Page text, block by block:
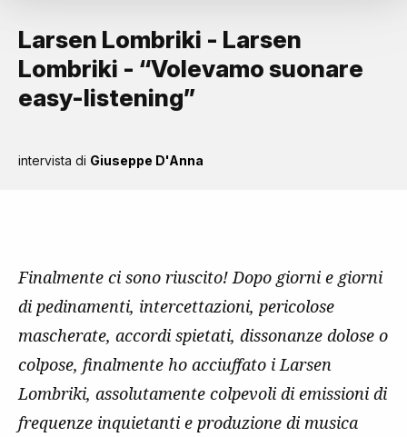
Larsen Lombriki - Larsen
Lombriki - “Volevamo suonare
easy-listening”
intervista di Giuseppe D'Anna
Finalmente ci sono riuscito! Dopo giorni e giorni
di pedinamenti, intercettazioni, pericolose
mascherate, accordi spietati, dissonanze dolose o
colpose, finalmente ho acciuffato i Larsen
Lombriki, assolutamente colpevoli di emissioni di
frequenze inquietanti e produzione di musica